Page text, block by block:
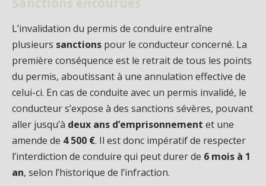
L’invalidation du permis de conduire entraîne
plusieurs sanctions pour le conducteur concerné. La
première conséquence est le retrait de tous les points
du permis, aboutissant à une annulation effective de
celui-ci. En cas de conduite avec un permis invalidé, le
conducteur s’expose à des sanctions sévères, pouvant
aller jusqu’à deux ans d’emprisonnement et une
amende de 4 500 €. Il est donc impératif de respecter
l’interdiction de conduire qui peut durer de 6 mois à 1
an, selon l’historique de l’infraction.